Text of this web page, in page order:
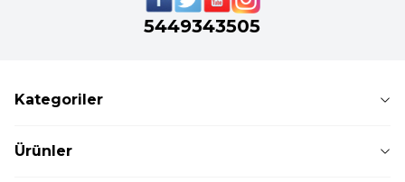
5449343505
Kategoriler
Ürünler